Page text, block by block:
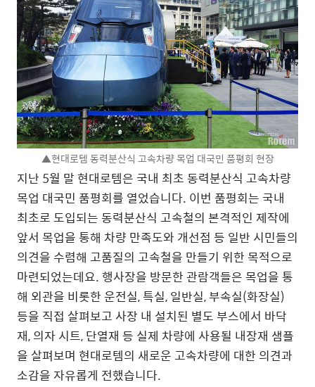
▲현대로템 동력분산식 고속차량 목업 대국민 품평회 현장
지난 5월 말 현대로템은 국내 최초 동력분산식 고속차량
목업 대국민 품평회를 열었습니다. 이번 품평회는 국내
최초로 도입되는 동력분산식 고속철의 본격적인 제작에
앞서 목업을 통해 차량 만족도와 개선점 등 일반 시민들의
의견을 수렴해 고품질의 고속철을 만들기 위한 목적으로
마련되었는데요. 행사장을 방문한 관람객들은 목업을 통
해 외관을 비롯한 운전실, 특실, 일반실, 부속실(화장실)
등을 직접 살펴보고 사장 내 설치된 별도 부스에서 바닥
재, 의자 시트, 단열재 등 실제 차량에 사용될 내장재 샘플
을 살펴보며 현대로템의 새로운 고속차량에 대한 의견과
소감을 자유롭게 전했습니다.